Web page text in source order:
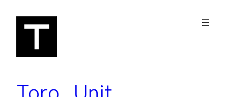
Toro_Unit